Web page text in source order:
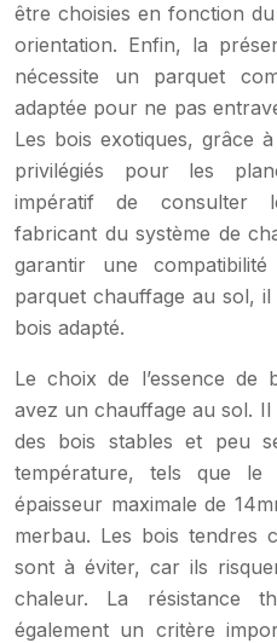
être choisies en fonction
orientation. Enfin, la
nécessite un parquet
adaptée pour ne pas
Les bois exotiques, grâce
privilégiés pour les
impératif de consulter
fabricant du système de
garantir une
parquet chauffage au sol,
bois adapté.
Le choix de l’essence de
avez un chauffage au sol.
des bois stables et peu
température, tels que le
épaisseur maximale de
merbau. Les bois tendres
sont à éviter, car ils
chaleur. La résistance
également un critère